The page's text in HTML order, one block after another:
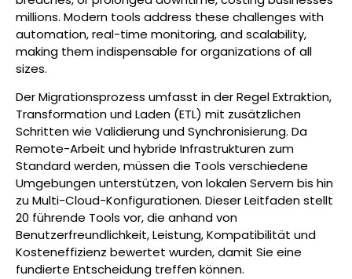
millions. Modern tools address these challenges with
automation, real-time monitoring, and scalability,
making them indispensable for organizations of all
sizes.
Der Migrationsprozess umfasst in der Regel Extraktion,
Transformation und Laden (ETL) mit zusätzlichen
Schritten wie Validierung und Synchronisierung. Da
Remote-Arbeit und hybride Infrastrukturen zum
Standard werden, müssen die Tools verschiedene
Umgebungen unterstützen, von lokalen Servern bis hin
zu Multi-Cloud-Konfigurationen. Dieser Leitfaden stellt
20 führende Tools vor, die anhand von
Benutzerfreundlichkeit, Leistung, Kompatibilität und
Kosteneffizienz bewertet wurden, damit Sie eine
fundierte Entscheidung treffen können.